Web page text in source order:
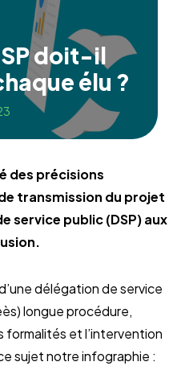
doit-il
élu ?
des précisions
transmission du projet
service public (DSP) aux
délégation de service
longue procédure,
et l’intervention
sujet notre infographie :